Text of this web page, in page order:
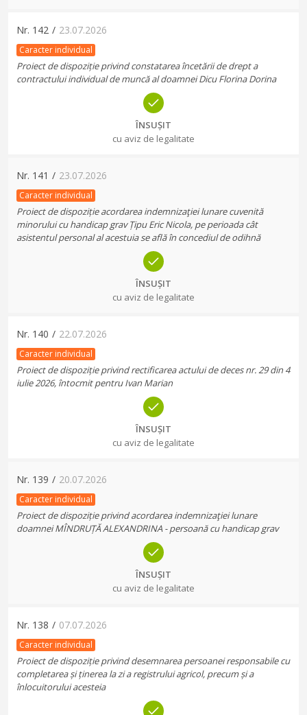
Nr. 142 / 23.07.2026
Caracter individual
Proiect de dispoziție privind constatarea încetării de drept a
contractului individual de muncă al doamnei Dicu Florina Dorina
ÎNSUȘIT
cu aviz de legalitate
Nr. 141 / 23.07.2026
Caracter individual
Proiect de dispoziție acordarea indemnizaţiei lunare cuvenită
minorului cu handicap grav Țipu Eric Nicola, pe perioada cât
asistentul personal al acestuia se află în concediul de odihnă
ÎNSUȘIT
cu aviz de legalitate
Nr. 140 / 22.07.2026
Caracter individual
Proiect de dispoziție privind rectificarea actului de deces nr. 29 din 4
iulie 2026, întocmit pentru Ivan Marian
ÎNSUȘIT
cu aviz de legalitate
Nr. 139 / 20.07.2026
Caracter individual
Proiect de dispoziție privind acordarea indemnizaţiei lunare
doamnei MÎNDRUȚĂ ALEXANDRINA - persoană cu handicap grav
ÎNSUȘIT
cu aviz de legalitate
Nr. 138 / 07.07.2026
Caracter individual
Proiect de dispoziție privind desemnarea persoanei responsabile cu
completarea și ținerea la zi a registrului agricol, precum și a
înlocuitorului acesteia